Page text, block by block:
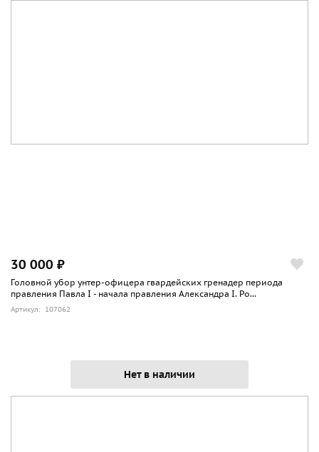
30 000 ₽
Головной убор унтер-офицера гвардейских гренадер периода
правления Павла I - начала правления Александра I. Ро...
Артикул: 107062
Нет в наличии